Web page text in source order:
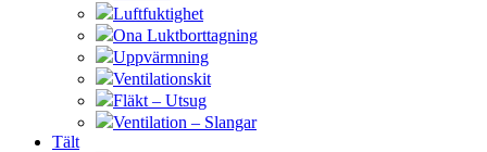
Luftfuktighet
Ona Luktborttagning
Uppvärmning
Ventilationskit
Fläkt – Utsug
Ventilation – Slangar
Tält